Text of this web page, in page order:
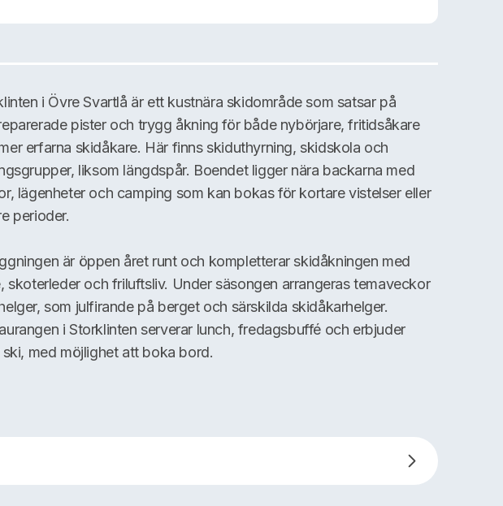
i Övre Svartlå är ett kustnära skidområde som satsar på
pister och trygg åkning för både nybörjare, fritidsåkare
erfarna skidåkare. Här finns skiduthyrning, skidskola och
liksom längdspår. Boendet ligger nära backarna med
lägenheter och camping som kan bokas för kortare vistelser eller
perioder.
är öppen året runt och kompletterar skidåkningen med
skoterleder och friluftsliv. Under säsongen arrangeras temaveckor
som julfirande på berget och särskilda skidåkarhelger.
i Storklinten serverar lunch, fredagsbuffé och erbjuder
ski, med möjlighet att boka bord.